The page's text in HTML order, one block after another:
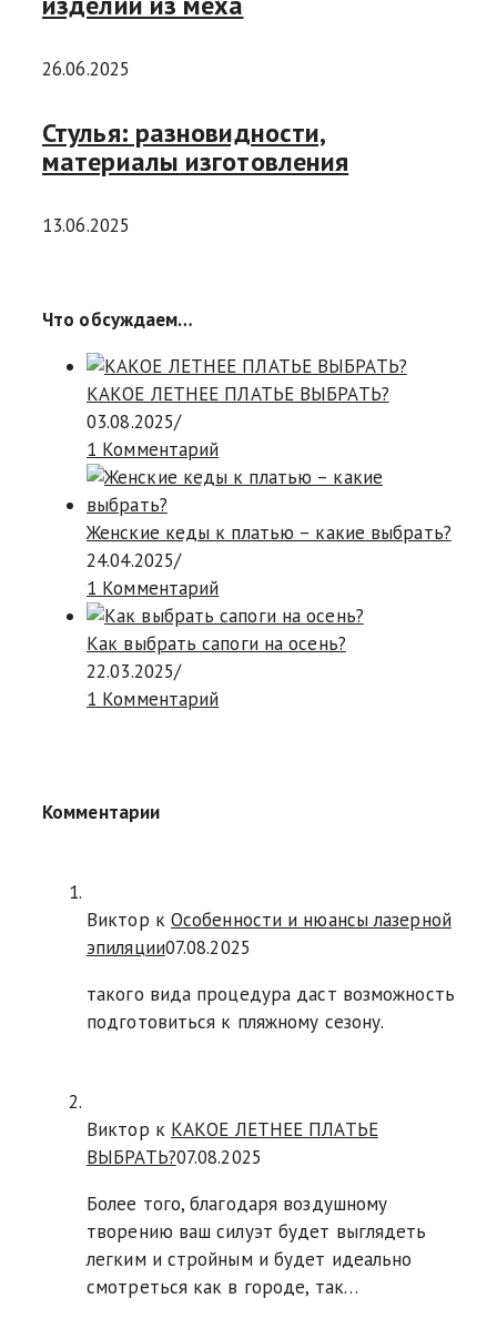
26.06.2025
Стулья: разновидности,
материалы изготовления
13.06.2025
Что обсуждаем…
КАКОЕ ЛЕТНЕЕ ПЛАТЬЕ ВЫБРАТЬ?
03.08.2025/
1 Комментарий
Женские кеды к платью – какие выбрать?
24.04.2025/
1 Комментарий
Как выбрать сапоги на осень?
22.03.2025/
1 Комментарий
Комментарии
Виктор к Особенности и нюансы лазерной
эпиляции07.08.2025
такого вида процедура даст возможность
подготовиться к пляжному сезону.
Виктор к КАКОЕ ЛЕТНЕЕ ПЛАТЬЕ
ВЫБРАТЬ?07.08.2025
Более того, благодаря воздушному
творению ваш силуэт будет выглядеть
легким и стройным и будет идеально
смотреться как в городе, так…